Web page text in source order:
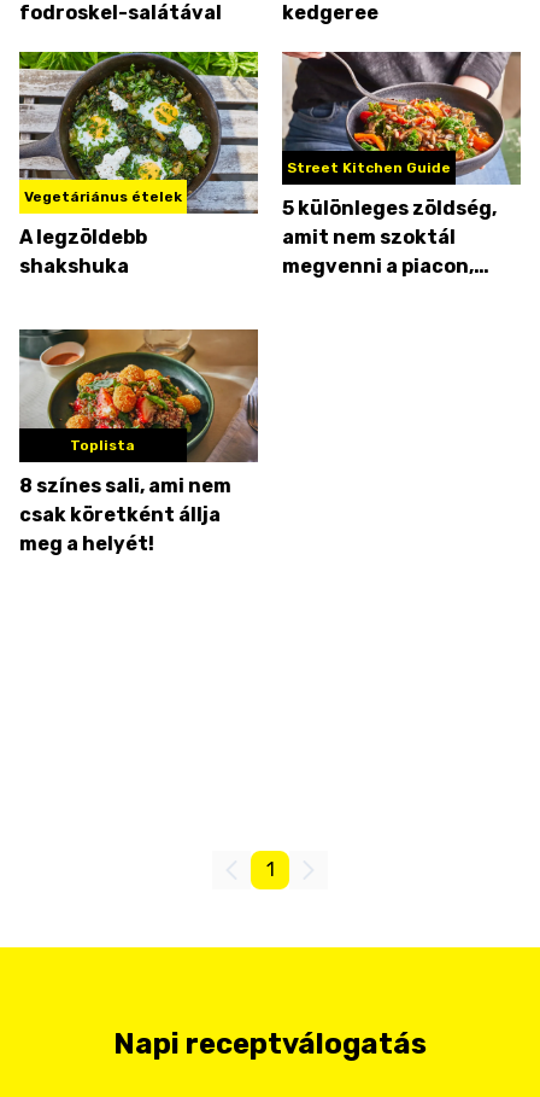
fodroskel-salátával
kedgeree
Vegetáriánus ételek
A legzöldebb
shakshuka
Street Kitchen Guide
5 különleges zöldség,
amit nem szoktál
megvenni a piacon,
Toplista
8 színes sali, ami nem
csak köretként állja
meg a helyét!
1
Napi receptválogatás